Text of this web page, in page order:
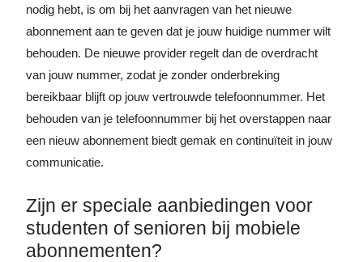
nodig hebt, is om bij het aanvragen van het nieuwe
abonnement aan te geven dat je jouw huidige nummer wilt
behouden. De nieuwe provider regelt dan de overdracht
van jouw nummer, zodat je zonder onderbreking
bereikbaar blijft op jouw vertrouwde telefoonnummer. Het
behouden van je telefoonnummer bij het overstappen naar
een nieuw abonnement biedt gemak en continuïteit in jouw
communicatie.
Zijn er speciale aanbiedingen voor
studenten of senioren bij mobiele
abonnementen?